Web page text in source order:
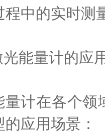
程中的实时测
能量计的应
在各个领
应用场景：